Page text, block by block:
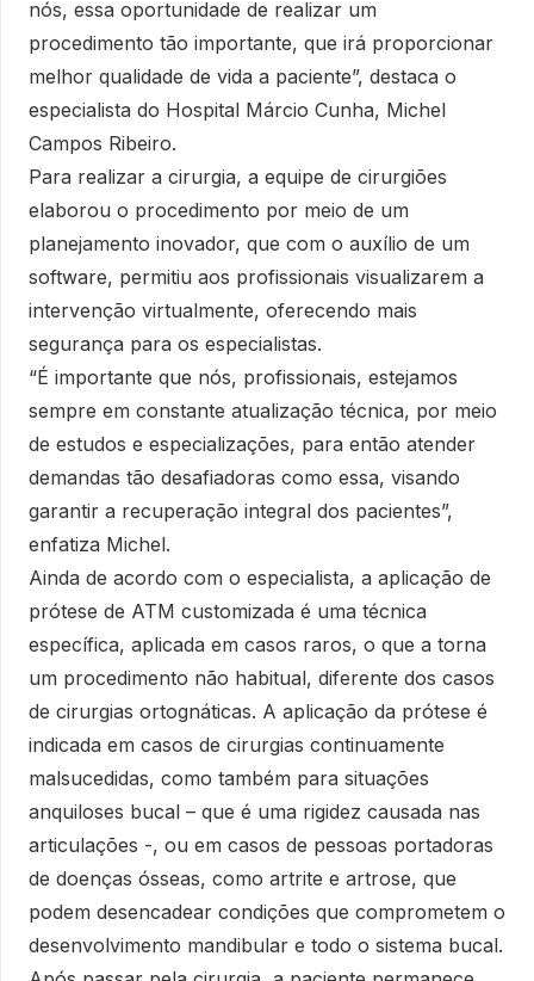
nós, essa oportunidade de realizar um
procedimento tão importante, que irá proporcionar
melhor qualidade de vida a paciente”, destaca o
especialista do Hospital Márcio Cunha, Michel
Campos Ribeiro.
Para realizar a cirurgia, a equipe de cirurgiões
elaborou o procedimento por meio de um
planejamento inovador, que com o auxílio de um
software, permitiu aos profissionais visualizarem a
intervenção virtualmente, oferecendo mais
segurança para os especialistas.
“É importante que nós, profissionais, estejamos
sempre em constante atualização técnica, por meio
de estudos e especializações, para então atender
demandas tão desafiadoras como essa, visando
garantir a recuperação integral dos pacientes”,
enfatiza Michel.
Ainda de acordo com o especialista, a aplicação de
prótese de ATM customizada é uma técnica
específica, aplicada em casos raros, o que a torna
um procedimento não habitual, diferente dos casos
de cirurgias ortognáticas. A aplicação da prótese é
indicada em casos de cirurgias continuamente
malsucedidas, como também para situações
anquiloses bucal – que é uma rigidez causada nas
articulações -, ou em casos de pessoas portadoras
de doenças ósseas, como artrite e artrose, que
podem desencadear condições que comprometem o
desenvolvimento mandibular e todo o sistema bucal.